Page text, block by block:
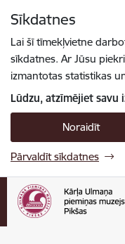
Sīkdatnes
Lai šī tīmekļvietne
sīkdatnes. Ar Jūsu
izmantotas statistikas
Lūdzu, atzīmējiet savu
Noraidīt
Pārvaldīt sīkdatnes